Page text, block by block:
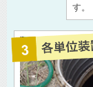
す。